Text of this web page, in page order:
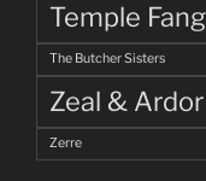
Temple Fang
The Butcher Sisters
Zeal & Ardor
Zerre